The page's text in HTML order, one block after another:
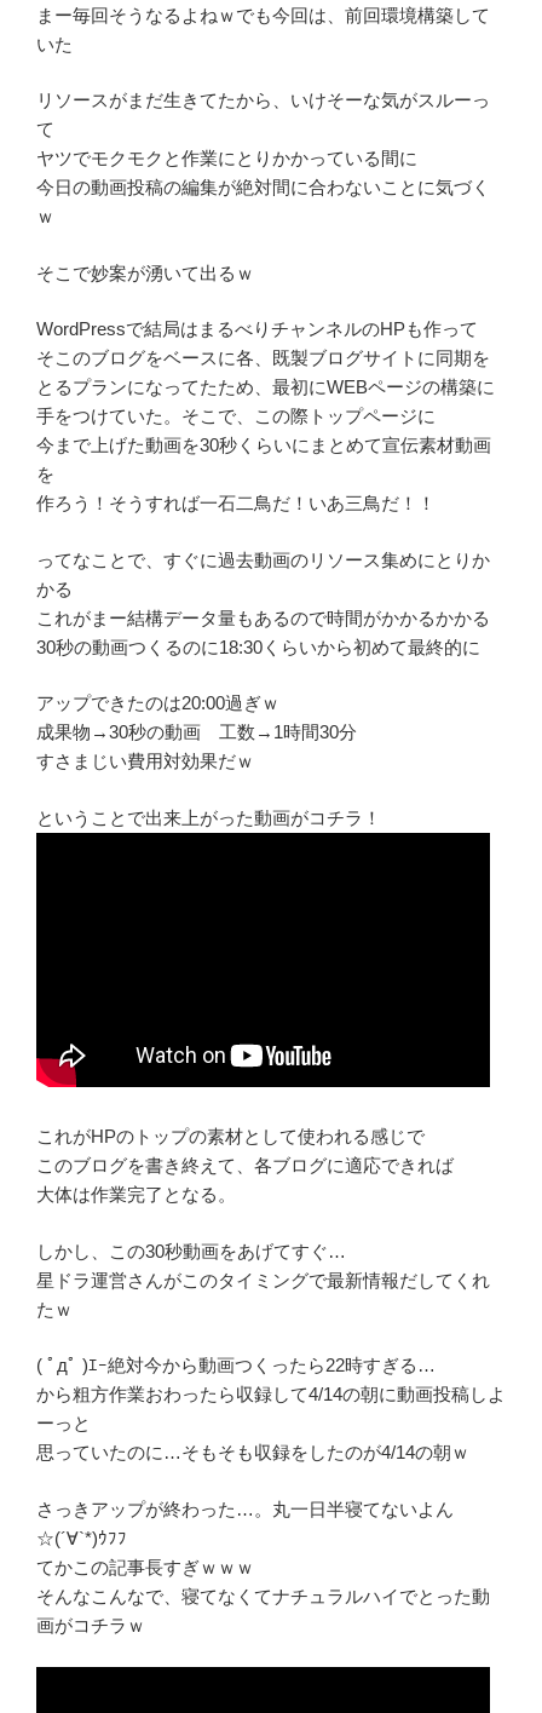
まー毎回そうなるよねｗでも今回は、前回環境構築して
いた
リソースがまだ生きてたから、いけそーな気がスルーっ
て
ヤツでモクモクと作業にとりかかっている間に
今日の動画投稿の編集が絶対間に合わないことに気づく
ｗ
そこで妙案が湧いて出るｗ
WordPressで結局はまるべりチャンネルのHPも作って
そこのブログをベースに各、既製ブログサイトに同期を
とるプランになってたため、最初にWEBページの構築に
手をつけていた。そこで、この際トップページに
今まで上げた動画を30秒くらいにまとめて宣伝素材動画
を
作ろう！そうすれば一石二鳥だ！いあ三鳥だ！！
ってなことで、すぐに過去動画のリソース集めにとりか
かる
これがまー結構データ量もあるので時間がかかるかかる
30秒の動画つくるのに18:30くらいから初めて最終的に
アップできたのは20:00過ぎｗ
成果物→30秒の動画 工数→1時間30分
すさまじい費用対効果だｗ
ということで出来上がった動画がコチラ！
これがHPのトップの素材として使われる感じで
このブログを書き終えて、各ブログに適応できれば
大体は作業完了となる。
しかし、この30秒動画をあげてすぐ…
星ドラ運営さんがこのタイミングで最新情報だしてくれ
たｗ
( ﾟдﾟ )ｴｰ絶対今から動画つくったら22時すぎる…
から粗方作業おわったら収録して4/14の朝に動画投稿しよ
ーっと
思っていたのに…そもそも収録をしたのが4/14の朝ｗ
さっきアップが終わった…。丸一日半寝てないよん
☆(´∀`*)ｳﾌﾌ
てかこの記事長すぎｗｗｗ
そんなこんなで、寝てなくてナチュラルハイでとった動
画がコチラｗ